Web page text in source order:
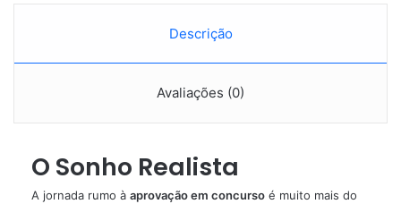
Descrição
Avaliações (0)
O Sonho Realista
A jornada rumo à aprovação em concurso é muito mais do